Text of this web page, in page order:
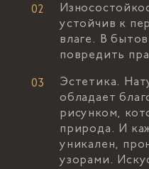
устойчив к
влаге. В
повредить
Эстетика.
обладает
рисунком,
природа. И
уникален,
узорами.